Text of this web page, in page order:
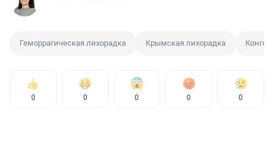
Геморрагическая лихорадка Крымская лихорадка Конго-
0 0 0 0 0